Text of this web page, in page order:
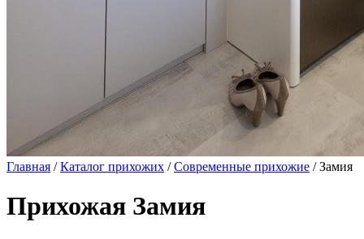
Главная /Каталог прихожих /Современные прихожие / Замия
Прихожая Замия